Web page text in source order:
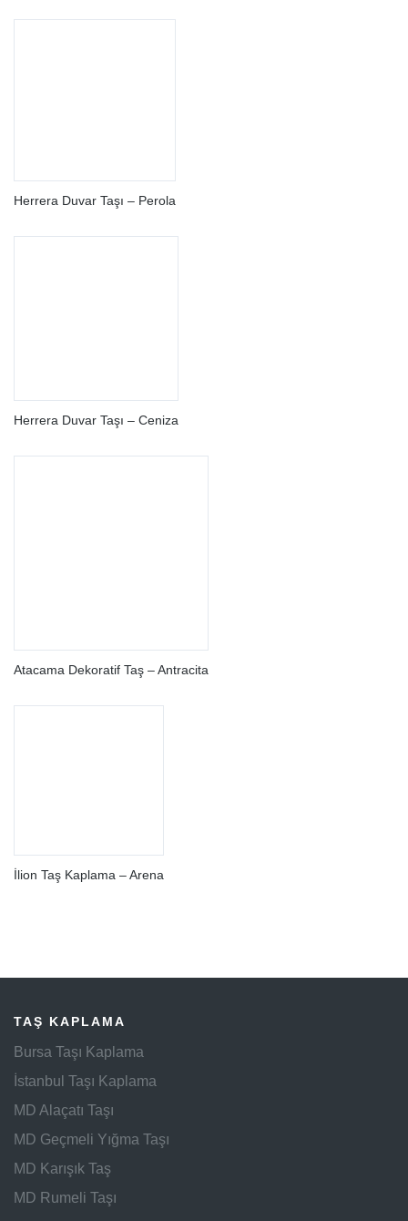
Herrera Duvar Taşı – Perola
Herrera Duvar Taşı – Ceniza
Atacama Dekoratif Taş – Antracita
İlion Taş Kaplama – Arena
TAŞ KAPLAMA
Bursa Taşı Kaplama
İstanbul Taşı Kaplama
MD Alaçatı Taşı
MD Geçmeli Yığma Taşı
MD Karışık Taş
MD Rumeli Taşı